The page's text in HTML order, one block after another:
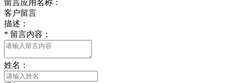
留言应用名称：
客户留言
描述：
* 留言内容：
姓名：